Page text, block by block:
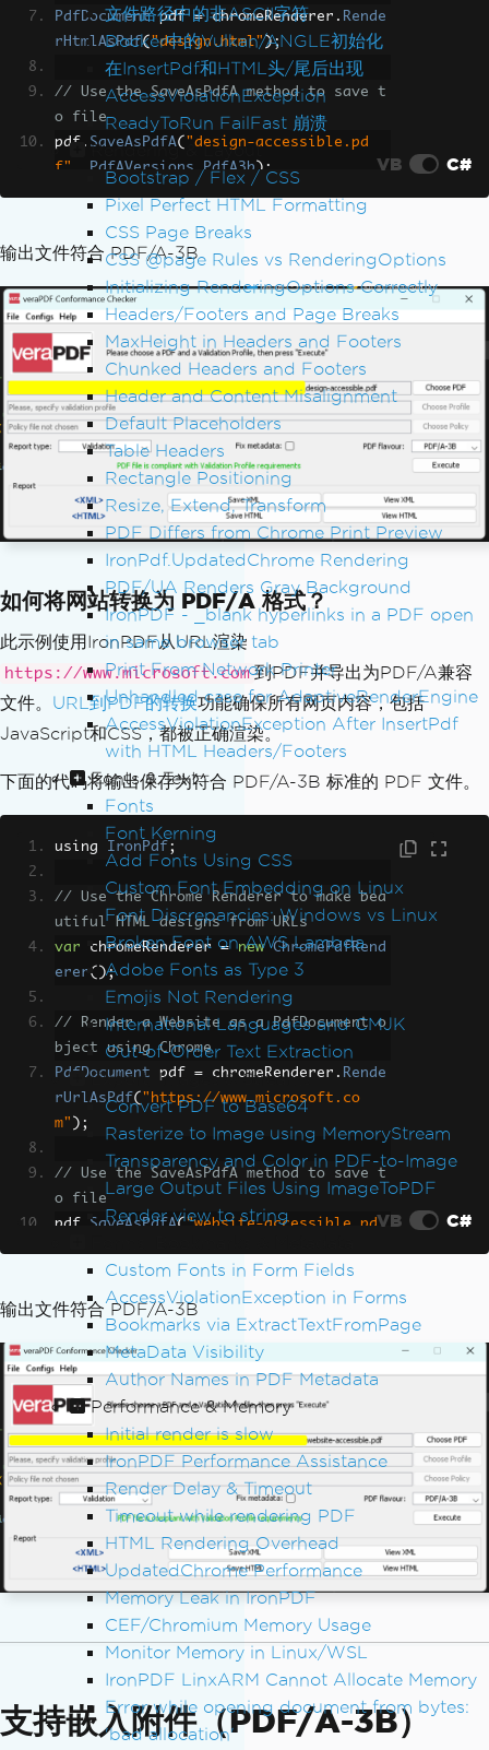
文件路径中的非ASCII字符
Docker中的Vulkan/ANGLE初始化
在InsertPdf和HTML头/尾后出现
AccessViolationException
ReadyToRun FailFast 崩溃
Rendering & Layout
Bootstrap / Flex / CSS
Pixel Perfect HTML Formatting
CSS Page Breaks
CSS @page Rules vs RenderingOptions
Initializing RenderingOptions Correctly
Headers/Footers and Page Breaks
MaxHeight in Headers and Footers
Chunked Headers and Footers
Header and Content Misalignment
Default Placeholders
Table Headers
Rectangle Positioning
Resize, Extend, Transform
PDF Differs from Chrome Print Preview
IronPdf.UpdatedChrome Rendering
PDF/UA Renders Gray Background
IronPDF - _blank hyperlinks in a PDF open
in same browser tab
Print From Network Printer
Unhandled case for AdaptiveRenderEngine
AccessViolationException After InsertPdf
with HTML Headers/Footers
Fonts & Text
Fonts
Font Kerning
Add Fonts Using CSS
Custom Font Embedding on Linux
Font Discrepancies: Windows vs Linux
Broken Font on AWS Lambda
Adobe Fonts as Type 3
Emojis Not Rendering
International Languages and CMJK
Out-of-Order Text Extraction
Export, Images & Streams
Convert PDF to Base64
Rasterize to Image using MemoryStream
Transparency and Color in PDF-to-Image
Large Output Files Using ImageToPDF
Render view to string
Custom Fonts in Form Fields
AccessViolationException in Forms
Bookmarks via ExtractTextFromPage
MetaData Visibility
Author Names in PDF Metadata
Performance & Memory
Initial render is slow
IronPDF Performance Assistance
Render Delay & Timeout
Timeout while rendering PDF
HTML Rendering Overhead
UpdatedChrome Performance
Memory Leak in IronPDF
CEF/Chromium Memory Usage
Monitor Memory in Linux/WSL
IronPDF LinxARM Cannot Allocate Memory
Error while opening document from bytes:
'bad allocation'
PdfDocument pdf = chromeRenderer . Rende
rHtmlAsPdf("design.html");
// Use the SaveAsPdfA method to save t
o file
pdf . SaveAsPdfA( "design-accessible.pd
f"
PdfAVersions .PdfA3b ); VB C#
输出文件符合 PDF/A-3B
如何将网站转换为 PDF/A 格式？
此示例使用IronPDF从URL渲染
https://www.microsoft.com 到PDF并导出为PDF/A兼容
文件。 URL到PDF的转换功能确保所有网页内容，包括
JavaScript和CSS，都被正确渲染。
下面的代码将输出保存为符合 PDF/A-3B 标准的 PDF 文件。
using IronPdf ;
// Use the Chrome Renderer to make bea
utiful HTML designs from URLs
var chromeRenderer = new
ChromePdfRend
erer ();
// Render a Website as a PdfDocument o
bject using Chrome
PdfDocument pdf = chromeRenderer . Rende
rUrlAsPdf( "https://www.microsoft.co
m" );
// Use the SaveAsPdfA method to save t
o file
pdf
SaveAsPdfA("website-accessible.pdVB C#
输出文件符合 PDF/A-3B
支持嵌入附件（PDF/A-3B）